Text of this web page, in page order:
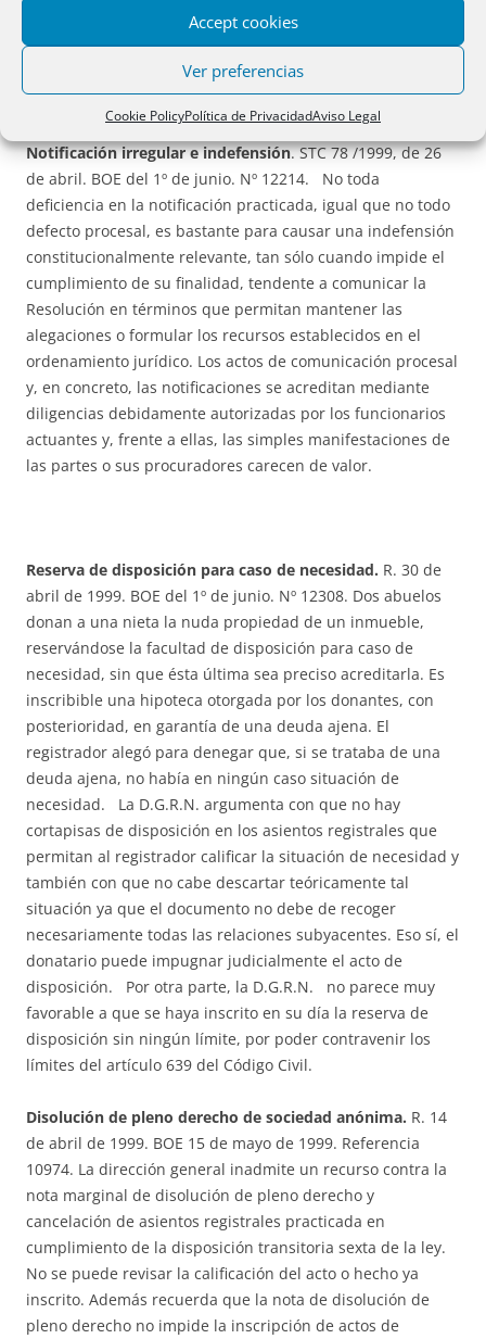
Accept cookies
Ver preferencias
Cookie PolicyPolítica de PrivacidadAviso Legal
titular registral afectado o, en su defecto, mediante R.
judicial recaída en juicio declarativo seguido contra él. No
se puede exigir la rectificación de una certificación ya
emitida, tan sólo la emisión de una nueva certificación.
Notificación irregular e indefensión. STC 78 /1999, de 26
de abril. BOE del 1º de junio. Nº 12214. No toda
deficiencia en la notificación practicada, igual que no todo
defecto procesal, es bastante para causar una indefensión
constitucionalmente relevante, tan sólo cuando impide el
cumplimiento de su finalidad, tendente a comunicar la
Resolución en términos que permitan mantener las
alegaciones o formular los recursos establecidos en el
ordenamiento jurídico. Los actos de comunicación procesal
y, en concreto, las notificaciones se acreditan mediante
diligencias debidamente autorizadas por los funcionarios
actuantes y, frente a ellas, las simples manifestaciones de
las partes o sus procuradores carecen de valor.
Reserva de disposición para caso de necesidad. R. 30 de
abril de 1999. BOE del 1º de junio. Nº 12308. Dos abuelos
donan a una nieta la nuda propiedad de un inmueble,
reservándose la facultad de disposición para caso de
necesidad, sin que ésta última sea preciso acreditarla. Es
inscribible una hipoteca otorgada por los donantes, con
posterioridad, en garantía de una deuda ajena. El
registrador alegó para denegar que, si se trataba de una
deuda ajena, no había en ningún caso situación de
necesidad. La D.G.R.N. argumenta con que no hay
cortapisas de disposición en los asientos registrales que
permitan al registrador calificar la situación de necesidad y
también con que no cabe descartar teóricamente tal
situación ya que el documento no debe de recoger
necesariamente todas las relaciones subyacentes. Eso sí, el
donatario puede impugnar judicialmente el acto de
disposición. Por otra parte, la D.G.R.N. no parece muy
favorable a que se haya inscrito en su día la reserva de
disposición sin ningún límite, por poder contravenir los
límites del artículo 639 del Código Civil.
Disolución de pleno derecho de sociedad anónima. R. 14
de abril de 1999. BOE 15 de mayo de 1999. Referencia
10974. La dirección general inadmite un recurso contra la
nota marginal de disolución de pleno derecho y
cancelación de asientos registrales practicada en
cumplimiento de la disposición transitoria sexta de la ley.
No se puede revisar la calificación del acto o hecho ya
inscrito. Además recuerda que la nota de disolución de
pleno derecho no impide la inscripción de actos de